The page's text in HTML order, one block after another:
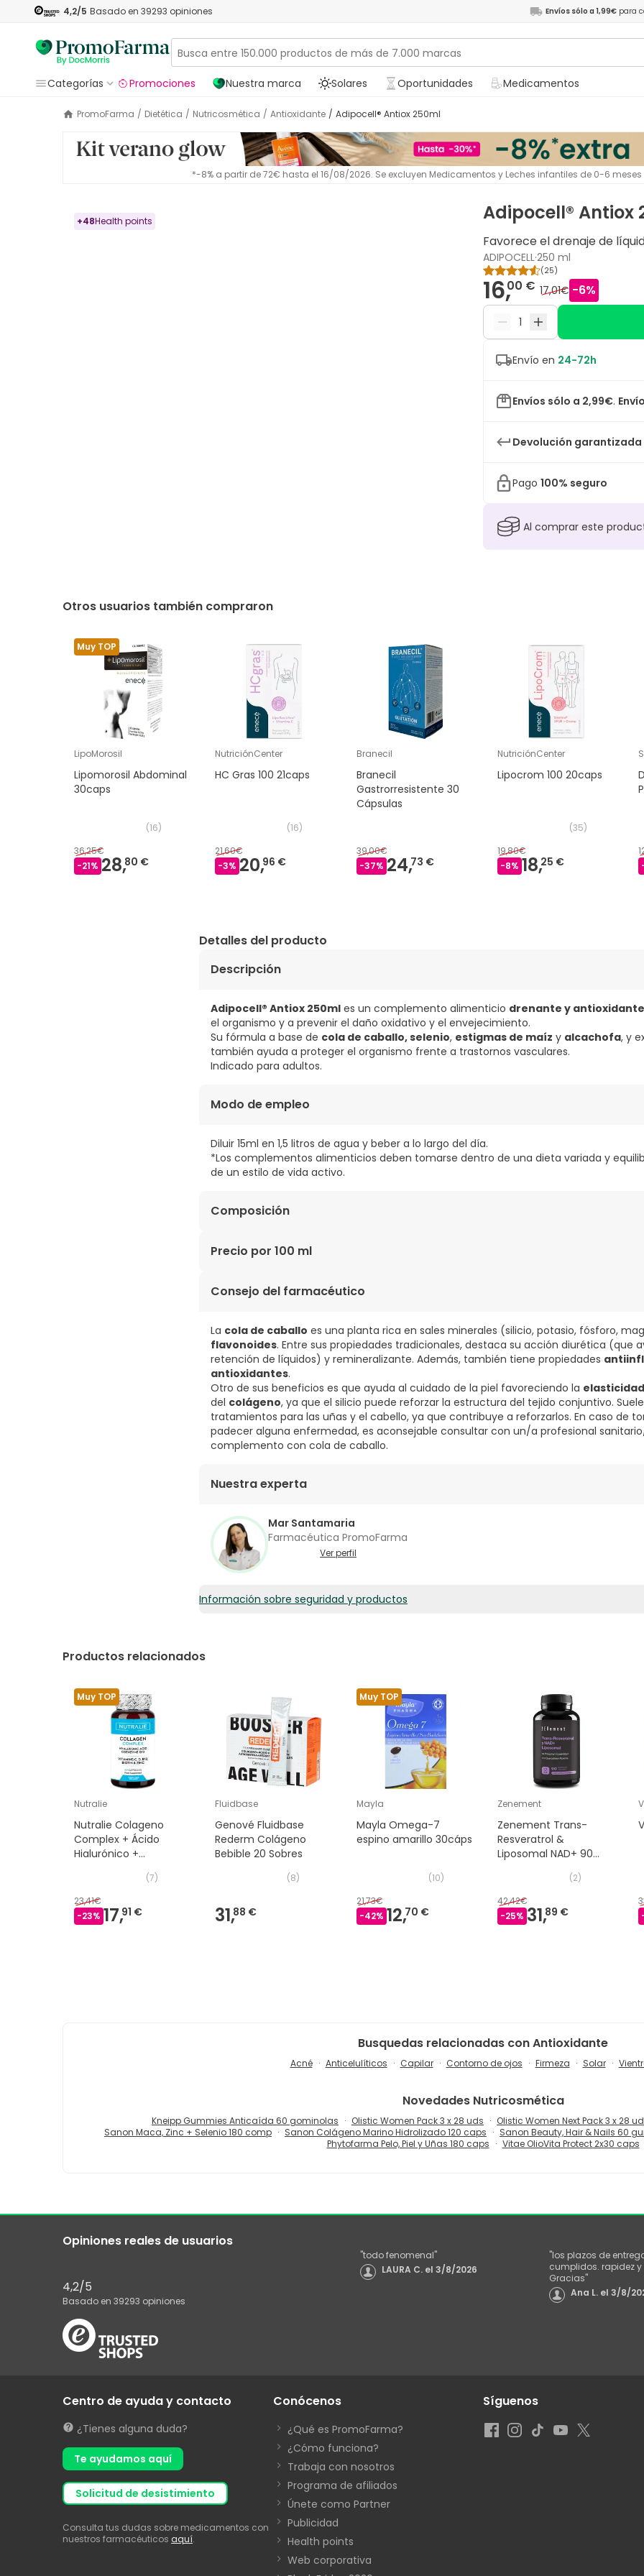
4,2/5 Basado en 39293 opiniones Envíos sólo a 1,99€ para
Categorías
Promociones Nuestra marca Solares Oportunidades Medicamentos
PromoFarma / Dietética / Nutricosmética / Antioxidante / Adipocell® Antiox 250ml
*-8% a partir de 72€ hasta el 16/08/2026. Se excluyen Medicamentos y Leches infantiles de 0-6
+48Health points Adipocell® Antiox
Favorece el drenaje de
ADIPOCELL·250 ml
(25)
16,00 € 17,01€ -6%
Envío en 24-72h
Envíos sólo a 2,99€.
Devolución garantizada
Pago 100% seguro
Al comprar este
Otros usuarios también compraron
Muy TOP
LipoMorosil
Lipomorosil Abdominal
30caps
(16)
36,25€
-21% 28,80 €
NutriciónCenter
HC Gras 100 21caps
(16)
21,60€
-3% 20,96 €
Branecil
Branecil
Gastrorresistente 30
Cápsulas
39,00€
-37% 24,73 €
NutriciónCenter
Lipocrom 100 20caps
(35)
19,80€
-8% 18,25 €
Detalles del producto
Descripción
Adipocell® Antiox 250ml es un complemento alimenticio drenante y antioxidante
el organismo y a prevenir el daño oxidativo y el envejecimiento.
Su fórmula a base de cola de caballo, selenio, estigmas de maíz y alcachofa, y
también ayuda a proteger el organismo frente a trastornos vasculares.
Indicado para adultos.
Modo de empleo
Diluir 15ml en 1,5 litros de agua y beber a lo largo del día.
*Los complementos alimenticios deben tomarse dentro de una dieta variada y
de un estilo de vida activo.
Composición
Agua, edulcorante (fructosa) 3g, extracto de hojas de alcachofa, concentrado
Precio por 100 ml
6,40€ / 100 ml
Consejo del farmacéutico
La cola de caballo es una planta rica en sales minerales (silicio, potasio, fósforo,
flavonoides. Entre sus propiedades tradicionales, destaca su acción diurética (que
retención de líquidos) y remineralizante. Además, también tiene propiedades
antioxidantes.
Otro de sus beneficios es que ayuda al cuidado de la piel favoreciendo la elasticidad
del colágeno, ya que el silicio puede reforzar la estructura del tejido conjuntivo.
tratamientos para las uñas y el cabello, ya que contribuye a reforzarlos. En caso de
padecer alguna enfermedad, es aconsejable consultar con un/a profesional
complemento con cola de caballo.
Nuestra experta
Mar Santamaria
Farmacéutica PromoFarma
Ver perfil
Información sobre seguridad y productos
Productos relacionados
Muy TOP
Nutralie
Nutralie Colageno
Complex + Ácido
Hialurónico +
(7)
23,41€
-23% 17,91 €
Fluidbase
Genové Fluidbase
Rederm Colágeno
Bebible 20 Sobres
(8)
31,88 €
Muy TOP
Mayla
Mayla Omega-7
espino amarillo 30cáps
(10)
21,73€
-42% 12,70 €
Zenement
Zenement Trans-
Resveratrol &
Liposomal NAD+ 90
(2)
42,42€
-25% 31,89 €
Busquedas relacionadas con Antioxidante
Acné Anticelulíticos Capilar Contorno de ojos Firmeza Solar
Novedades Nutricosmética
Kneipp Gummies Anticaída 60 gominolas Olistic Women Pack 3 x 28 uds Olistic Women Next Pack 3 x 28
Sanon Maca, Zinc + Selenio 180 comp
Sanon Colágeno Marino Hidrolizado 120 caps Sanon Beauty, Hair & Nails 60
Phytofarma Pelo, Piel y Uñas 180 caps
Vitae OlioVita Protect 2x30 caps
Opiniones reales de usuarios
4,2/5
Basado en 39293 opiniones
"todo fenomenal"
LAURA C. el 3/8/2026
"los plazos de
cumplidos. rapidez
Gracias"
Ana L. el 3/8/
Centro de ayuda y contacto
¿Tienes alguna duda?
Te ayudamos aquí
solicitud de desistimiento
Consulta tus dudas sobre medicamentos con
nuestros farmacéuticos aquí.
Conócenos
¿Qué es PromoFarma?
¿Cómo funciona?
Trabaja con nosotros
Programa de afiliados
Únete como Partner
Publicidad
Health points
Web corporativa
Síguenos